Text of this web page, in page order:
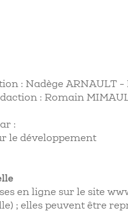
: Nadège ARNAULT
: Romain
:
le développement
en ligne sur le site
; elles peuvent être